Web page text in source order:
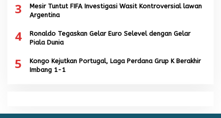
3
Mesir Tuntut FIFA Investigasi Wasit Kontroversial lawan
Argentina
4
Ronaldo Tegaskan Gelar Euro Selevel dengan Gelar
Piala Dunia
5
Kongo Kejutkan Portugal, Laga Perdana Grup K Berakhir
Imbang 1-1